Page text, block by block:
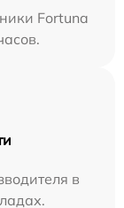
Fortuna
в